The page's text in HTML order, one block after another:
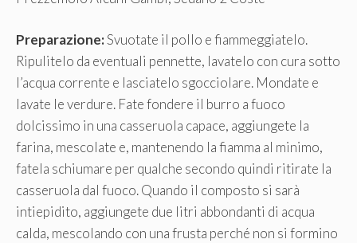
Preparazione:Svuotate il pollo e fiammeggiatelo.
Ripulitelo da eventuali pennette, lavatelo con cura sotto
l’acqua corrente e lasciatelo sgocciolare. Mondate e
lavate le verdure. Fate fondere il burro a fuoco
dolcissimo in una casseruola capace, aggiungete la
farina, mescolate e, mantenendo la fiamma al minimo,
fatela schiumare per qualche secondo quindi ritirate la
casseruola dal fuoco. Quando il composto si sarà
intiepidito, aggiungete due litri abbondanti di acqua
calda, mescolando con una frusta perché non si formino